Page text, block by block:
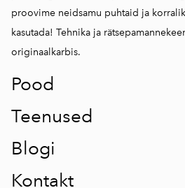
proovime neidsamu puhtaid ja
kasutada! Tehnika ja
originaalkarbis.
Pood
Teenused
Blogi
Kontakt